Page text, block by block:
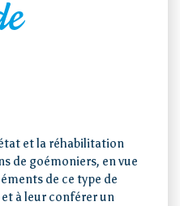
et la réhabilitation
de goémoniers, en vue
de ce type de
à leur conférer un